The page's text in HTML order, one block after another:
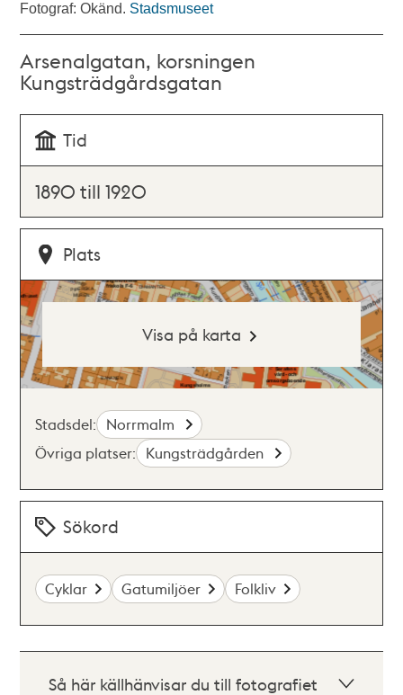
Fotograf: Okänd. Stadsmuseet
Arsenalgatan, korsningen
Kungsträdgårdsgatan
Tid
1890 till 1920
Plats
Visa på karta
Stadsdel: Norrmalm
Övriga platser: Kungsträdgården
Sökord
Cyklar Gatumiljöer Folkliv
Så här källhänvisar du till fotografiet